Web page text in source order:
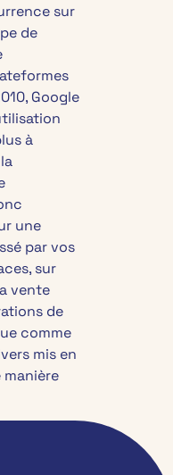
sur
de
Google
à
une
par vos
sur
vente
de
comme
mis en
manière